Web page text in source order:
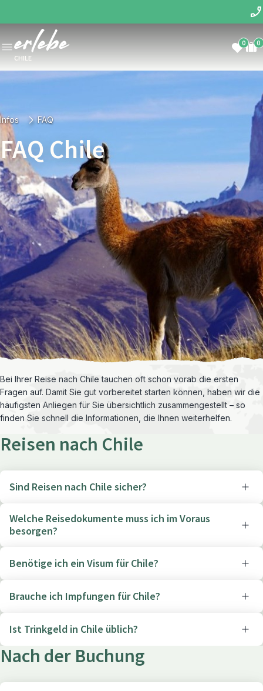
CHILE
0 0
Infos FAQ
FAQ Chile
Bei Ihrer Reise nach Chile tauchen oft schon vorab die ersten
Fragen auf. Damit Sie gut vorbereitet starten können, haben wir die
häufigsten Anliegen für Sie übersichtlich zusammengestellt – so
finden Sie schnell die Informationen, die Ihnen weiterhelfen.
Reisen nach Chile
Sind Reisen nach Chile sicher?
Welche Reisedokumente muss ich im Voraus
besorgen?
Benötige ich ein Visum für Chile?
Brauche ich Impfungen für Chile?
Ist Trinkgeld in Chile üblich?
Nach der Buchung